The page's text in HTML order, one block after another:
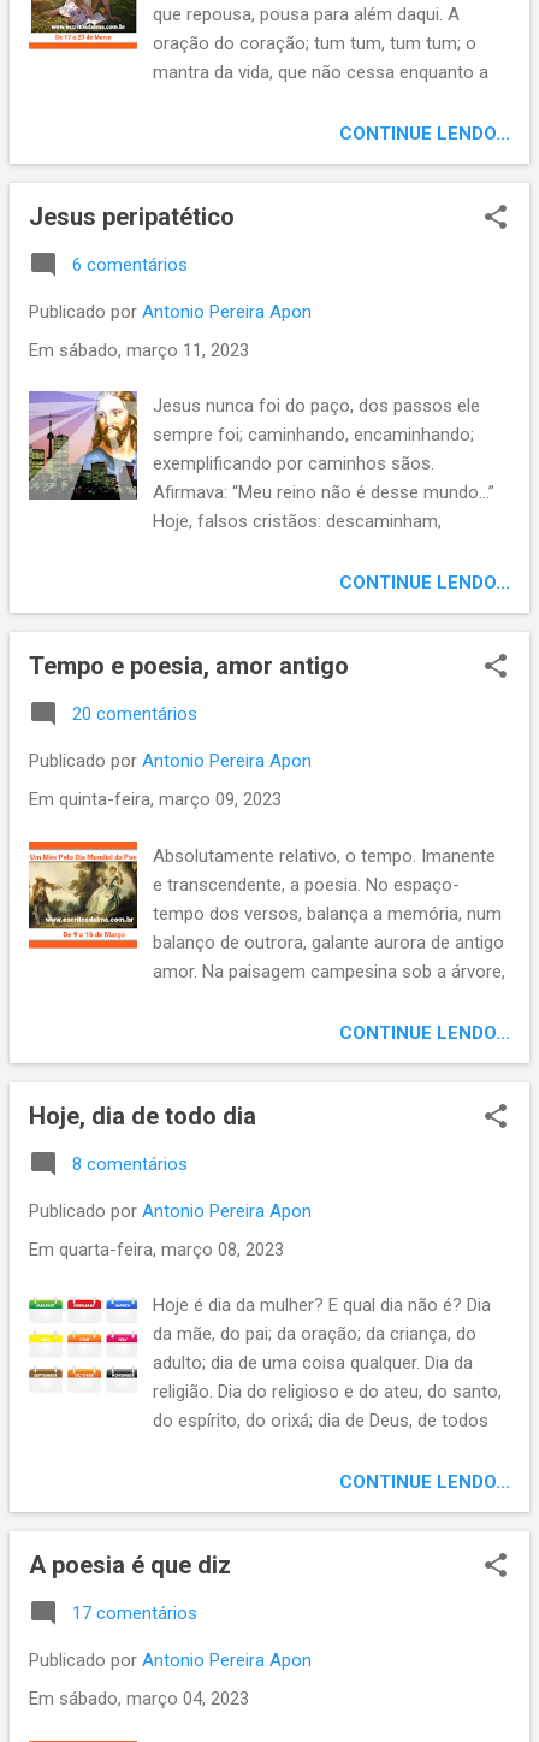
que repousa, pousa para além daqui. A
oração do coração; tum tum, tum tum; o
mantra da vida, que não cessa enquanto a
vida, ida, não repousar, não pousar no
oração do coração poder voar, a alma da
calma, a essência se eternizar. Fazer-se
do peito, a alma calma ascender do vale
estreito, novo horizonte vislumbrar: Para
dos afãs. Tum tum, tum tum; tum tum, tum
em nosso canal Apon na arte do viver. ,
clique no sininho para escolher receber
nossas notificações, ser avisado(a) dos
vídeos novos. E não esqueça de dar seus
likes. Conto com você! Obrigado.
CONTINUE LENDO...
Jesus peripatético
6 comentários
Publicado por Antonio Pereira Apon
Em sábado, março 11, 2023
Jesus nunca foi do paço, dos passos ele
sempre foi; caminhando, encaminhando;
exemplificando por caminhos sãos.
Afirmava: “Meu reino não é desse mundo...”
Hoje, falsos cristãos: descaminham,
vãos. Armados, desamam; desalmados,
desalmam; misturam política com religião.
Jesus não se encerrou nos claustros, não
se entregou aos faustos, nem às mesuras
caminhando, Jesus era peripatético. Essa
gente? Patética! Mente em nome de Deus,
fariseus. Joias da hipocrisia, potestades do
profetizou de vós Isaías”. Jesus nunca foi
do paço, dos passos ele sempre foi;
caminhando, encaminhando; exemplificando
por caminhos sãos. Se ainda não se
inscreveu, inscreva-se em nosso canal Apon
escolher receber nossas notificações, ser
avisado(a) dos vídeos novos. E não esqueça
CONTINUE LENDO...
Tempo e poesia, amor antigo
20 comentários
Publicado por Antonio Pereira Apon
Em quinta-feira, março 09, 2023
Absolutamente relativo, o tempo. Imanente
e transcendente, a poesia. No espaço-
tempo dos versos, balança a memória, num
balanço de outrora, galante aurora de antigo
amor. Na paisagem campesina sob a árvore,
pretendente a admira. O tempo gangorra na
tinha tempo, pra poesia de tempo ter. Amor
antigo, que aos novos; inspire, dê abrigo;
um poema de amor. Se ainda não se
inscreveu, inscreva-se em nosso canal Apon
escolher receber nossas notificações, ser
de dar seus likes. Conto com você!
Obrigado.
CONTINUE LENDO...
Hoje, dia de todo dia
8 comentários
Publicado por Antonio Pereira Apon
Em quarta-feira, março 08, 2023
Hoje é dia da mulher? E qual dia não é? Dia
da mãe, do pai; da oração; da criança, do
adulto; dia de uma coisa qualquer. Dia da
religião. Dia do religioso e do ateu, do santo,
do espírito, do orixá; dia de Deus, de todos
riso, como se algum dia pudesse prescindir
de um sorriso. E o poeta tem seu dia, como
se cada dia não inspirasse poesia. Dia dos
namorados, do beijo, do solteiro, do amante;
pra lembrar de não esquecer, que todo dia, é
dia de celebrar, homenagear, fazer
são antropológicos; são o que fazemos ser.
CONTINUE LENDO...
A poesia é que diz
17 comentários
Publicado por Antonio Pereira Apon
Em sábado, março 04, 2023